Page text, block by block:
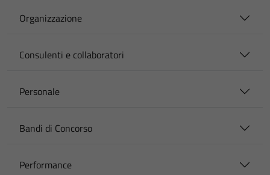
Organizzazione
Consulenti e collaboratori
Personale
Bandi di Concorso
Performance